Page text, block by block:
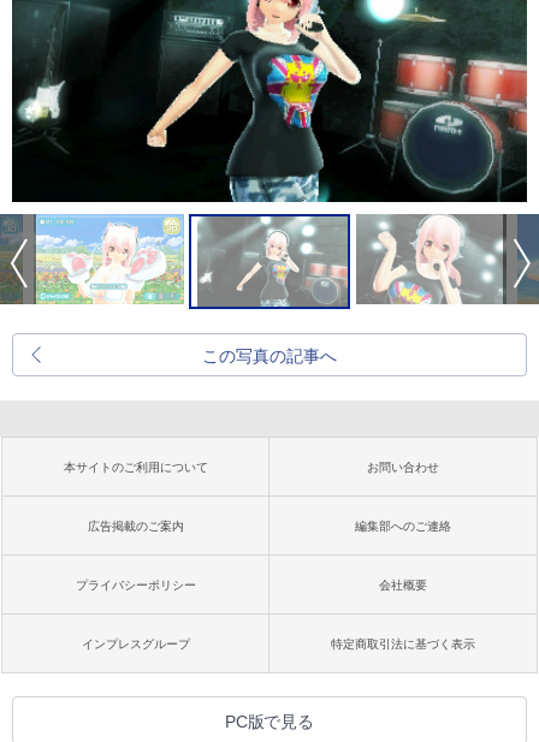
この写真の記事へ
本サイトのご利用について お問い合わせ
広告掲載のご案内 編集部へのご連絡
プライバシーポリシー 会社概要
インプレスグループ 特定商取引法に基づく表示
PC版で見る